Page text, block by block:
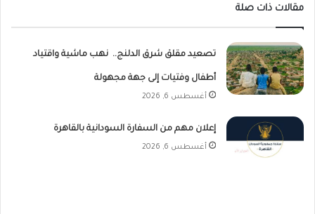
مقالات ذات صلة
تصعيد مقلق شرق الدلنج.. نهب ماشية واقتياد
أطفال وفتيات إلى جهة مجهولة
أغسطس 6, 2026
إعلان مهم من السفارة السودانية بالقاهرة
أغسطس 6, 2026